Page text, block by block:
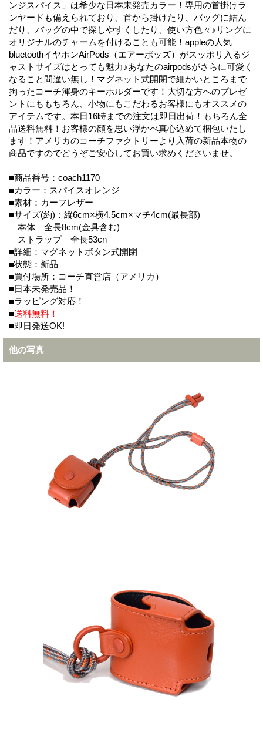
ンジスパイス」は希少な日本未発売カラー！専用の首掛けラ
ンヤードも備えられており、首から掛けたり、バッグに結ん
だり、バッグの中で探しやすくしたり、使い方色々♪リングに
オリジナルのチャームを付けることも可能！appleの人気
bluetoothイヤホンAirPods（エアーポッズ）がスッポリ入るジ
ャストサイズはとっても魅力♪あなたのairpodsがさらに可愛く
なること間違い無し！マグネット式開閉で細かいところまで
拘ったコーチ渾身のキーホルダーです！大切な方へのプレゼ
ントにももちろん、小物にもこだわるお客様にもオススメの
アイテムです。本日16時までの注文は即日出荷！もちろん全
品送料無料！お客様の顔を思い浮かべ真心込めて梱包いたし
ます！アメリカのコーチファクトリーより入荷の新品本物の
商品ですのでどうぞご安心してお買い求めくださいませ。
■商品番号：coach1170
■カラー：スパイスオレンジ
■素材：カーフレザー
■サイズ(約)：縦6cm×横4.5cm×マチ4cm(最長部)
本体 全長8cm(金具含む)
ストラップ 全長53cn
■詳細：マグネットボタン式開閉
■状態：新品
■買付場所：コーチ直営店（アメリカ）
■日本未発売品！
■ラッピング対応！
■送料無料！
■即日発送OK!
他の写真